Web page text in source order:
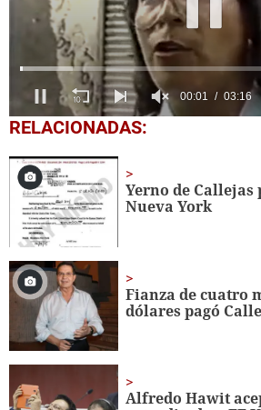
0
seconds
minutes,
16
seconds
RELACIONADAS:
Yerno de Callejas
Nueva York
Fianza de cuatro
dólares pagó
Alfredo Hawit